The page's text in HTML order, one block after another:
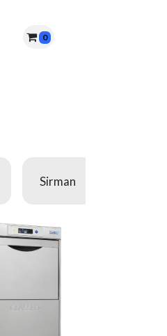
0
Sirman